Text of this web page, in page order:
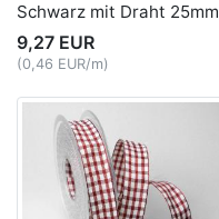
Schwarz mit Draht 25mm
9,27 EUR
(0,46 EUR/m)